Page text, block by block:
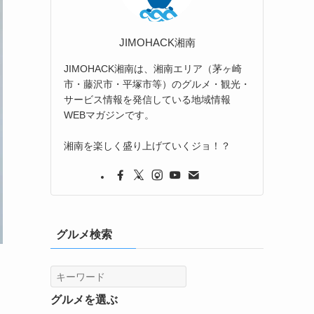
JIMOHACK湘南
JIMOHACK湘南は、湘南エリア（茅ヶ崎
市・藤沢市・平塚市等）のグルメ・観光・
サービス情報を発信している地域情報
WEBマガジンです。
湘南を楽しく盛り上げていくジョ！？
グルメ検索
グルメを選ぶ